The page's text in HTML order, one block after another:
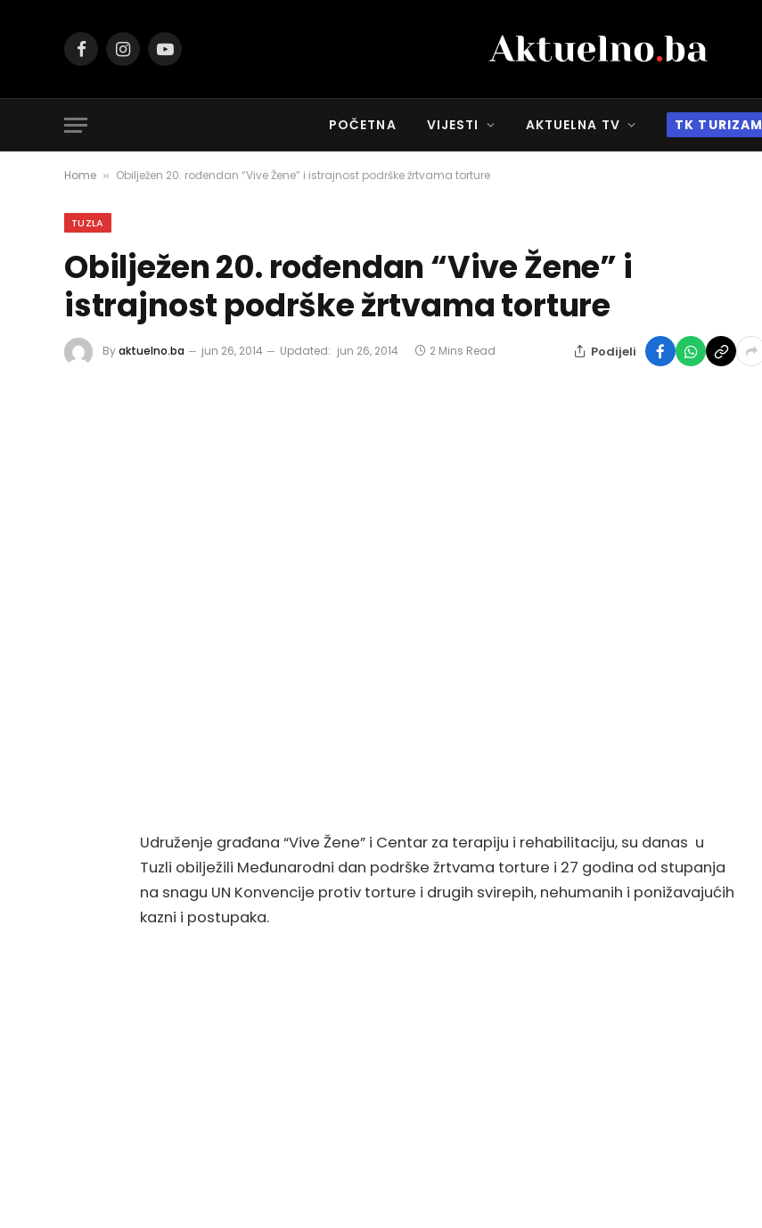
FacebookInstagramYouTube
POČETNA VIJESTI AKTUELNA TV TK TURIZAM
Home » Obilježen 20. rođendan “Vive Žene” i istrajnost podrške žrtvama torture
TUZLA
Obilježen 20. rođendan “Vive Žene” i
istrajnost podrške žrtvama torture
Byaktuelno.ba jun 26, 2014 Updated: jun 26, 2014 2 Mins Read Podijeli
Udruženje građana “Vive Žene” i Centar za terapiju i rehabilitaciju, su danas u
Tuzli obilježili Međunarodni dan podrške žrtvama torture i 27 godina od stupanja
na snagu UN Konvencije protiv torture i drugih svirepih, nehumanih i ponižavajućih
kazni i postupaka.